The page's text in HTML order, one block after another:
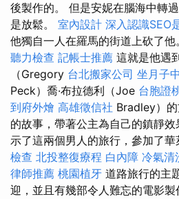
後製作的。 但是安妮在腦海中轉
是放鬆。 室內設計 深入認識SEO
他獨自一人在羅馬的街道上砍了他
聽力檢查 記帳士推薦 這就是他遇
（Gregory 台北搬家公司 坐月子
Peck）喬·布拉德利（Joe 台胞證
到府外燴 高雄徵信社 Bradley）
的故事，帶著公主為自己的鎮靜
示了這兩個男人的旅行，參加了華
檢查 北投整復療程 白內障 冷氣清
律師推薦 桃園植牙 道路旅行的主
迎，並且有幾部令人難忘的電影製